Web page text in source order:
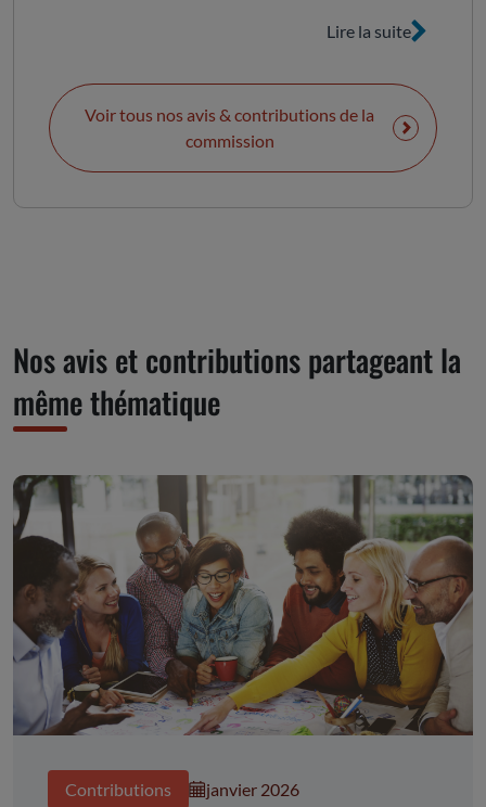
Lire la suite
Voir tous nos avis & contributions de la
commission
Nos avis et contributions partageant la
même thématique
Contributions janvier 2026